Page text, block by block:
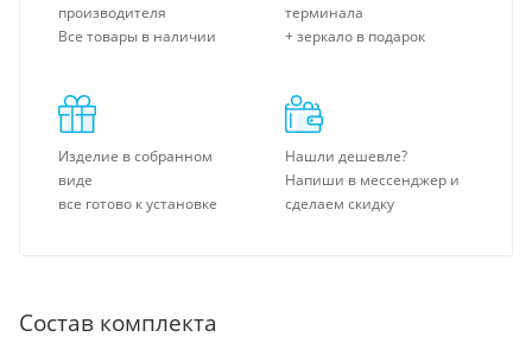
производителя
Все товары в наличии
терминала
+ зеркало в подарок
Изделие в собранном
виде
все готово к установке
Нашли дешевле?
Напиши в мессенджер и
сделаем скидку
Состав комплекта